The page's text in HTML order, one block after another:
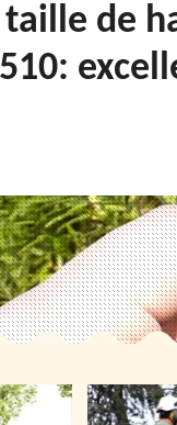
de